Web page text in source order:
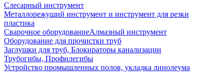
Слесарный инструмент
Металлорежущий инструмент и инструмент для резки
пластика
Сварочное оборудованиеАлмазный инструмент
Оборудование для прочистки труб
Заглушки для труб, Блокираторы канализации
Трубогибы, Профилегибы
Устройство промышленных полов, укладка линолеума